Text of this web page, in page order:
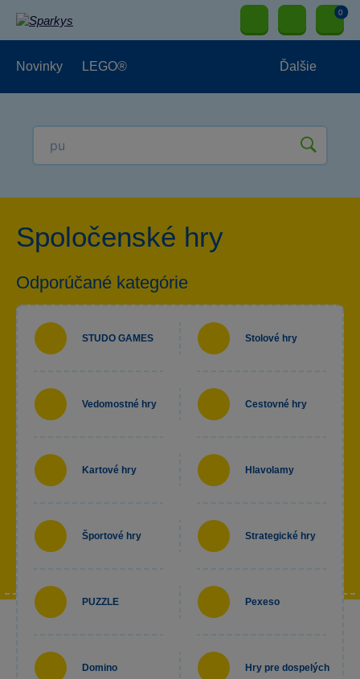
0
Novinky LEGO®
Hračky pre chlapcov
Hračky pre dievčatá Papierníctvo
Ďalšie
Spoločenské hry
Odporúčané kategórie
STUDO GAMES Stolové hry
Vedomostné hry Cestovné hry
Kartové hry Hlavolamy
Športové hry Strategické hry
PUZZLE Pexeso
Domino Hry pre dospelých